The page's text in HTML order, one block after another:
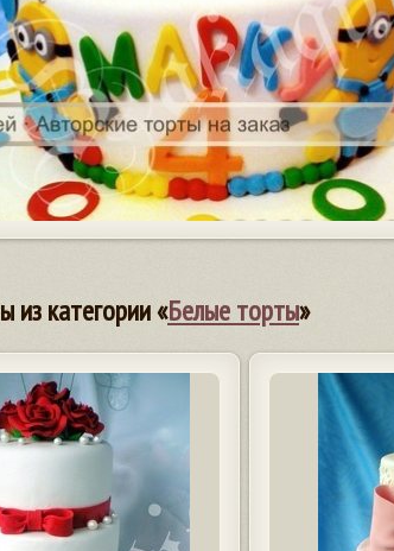
из категории «Белые торты»